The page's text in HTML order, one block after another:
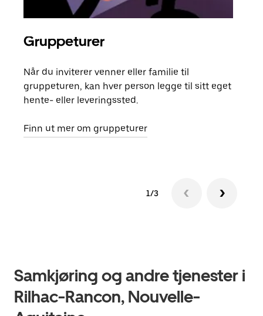
Gruppeturer
Når du inviterer venner eller familie til
gruppeturen, kan hver person legge til sitt eget
hente- eller leveringssted.
Finn ut mer om gruppeturer
1/3
Samkjøring og andre tjenester i
Rilhac-Rancon, Nouvelle-